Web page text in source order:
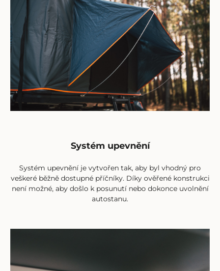
Systém upevnění
Systém upevnění je vytvořen tak, aby byl vhodný pro
veškeré běžně dostupné příčníky. Díky ověřené konstrukci
není možné, aby došlo k posunutí nebo dokonce uvolnění
autostanu.